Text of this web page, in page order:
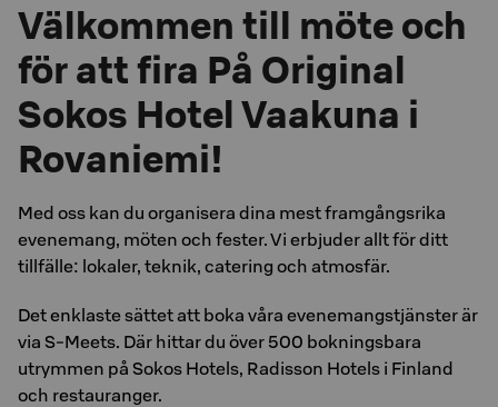
Välkommen till möte och
för att fira På Original
Sokos Hotel Vaakuna i
Rovaniemi!
Med oss kan du organisera dina mest framgångsrika
evenemang, möten och fester. Vi erbjuder allt för ditt
tillfälle: lokaler, teknik, catering och atmosfär.
Det enklaste sättet att boka våra evenemangstjänster är
via S-Meets. Där hittar du över 500 bokningsbara
utrymmen på Sokos Hotels, Radisson Hotels i Finland
och restauranger.